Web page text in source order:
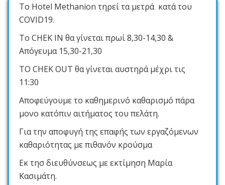
Το Hotel Methanion τηρεί τα μετρά κατά του
COVID19.
Το CHEK IN θα γίνεται πρωί 8,30-14,30 &
Απόγευμα 15,30-21,30
ΤΟ CHEK OUT θα γίνεται αυστηρά μέχρι τις
11:30
Αποφεύγουμε το καθημερινό καθαρισμό πάρα
μονο κατόπιν αιτήματος του πελάτη.
Για την αποφυγή της επαφής των εργαζόμενων
καθαριότητας με πιθανόν κρούσμα
Εκ τησ διευθύνσεως με εκτίμηση Μαρία
Κασιμάτη.